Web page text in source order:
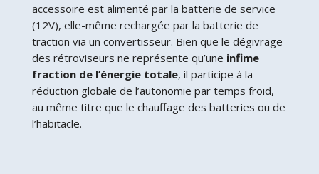
accessoire est alimenté par la batterie de service
(12V), elle-même rechargée par la batterie de
traction via un convertisseur. Bien que le dégivrage
des rétroviseurs ne représente qu’une infime
fraction de l’énergie totale, il participe à la
réduction globale de l’autonomie par temps froid,
au même titre que le chauffage des batteries ou de
l’habitacle.